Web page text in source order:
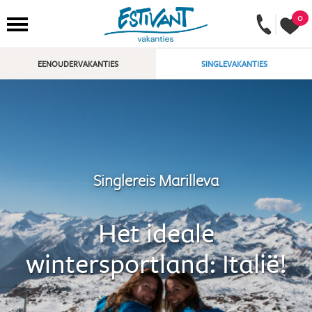
0
EENOUDERVAKANTIES SINGLEVAKANTIES
Singlereis Marilleva
Het ideale
wintersportland: Italië!